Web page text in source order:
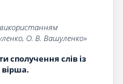
використанням
О. В. Вашуленко»
сполучення слів із